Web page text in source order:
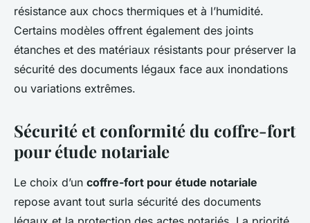
résistance aux chocs thermiques et à l’humidité.
Certains modèles offrent également des joints
étanches et des matériaux résistants pour préserver la
sécurité des documents légaux face aux inondations
ou variations extrêmes.
Sécurité et conformité du coffre-fort
pour étude notariale
Le choix d’un coffre-fort pour étude notariale
repose avant tout surla sécurité des documents